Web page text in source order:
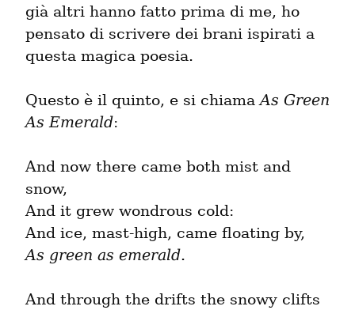
già altri hanno fatto prima di me, ho
pensato di scrivere dei brani ispirati a
questa magica poesia.
Questo è il quinto, e si chiama As Green
As Emerald:
And now there came both mist and
snow,
And it grew wondrous cold:
As green as emerald.
And through the drifts the snowy clifts